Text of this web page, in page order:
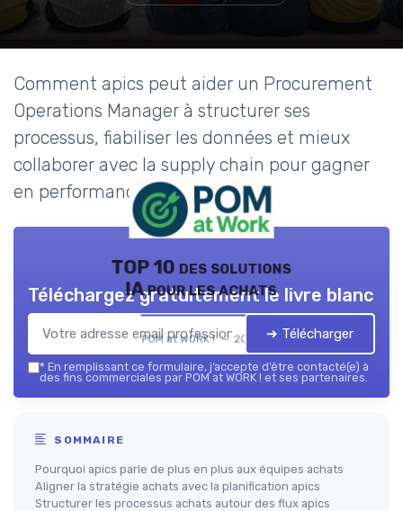
Comment apics peut aider un Procurement
Operations Manager à structurer ses
processus, fiabiliser les données et mieux
collaborer avec la supply chain pour gagner
en performance achats.
TOP 10 des solutions
IA pour les achats
POM at WORK ! — 2026
Téléchargez gratuitement le livre blanc
➔ Télécharger
* En remplissant ce formulaire, j’accepte d’être contacté(e) à
des fins commerciales par POM at WORK ! et ses partenaires.
SOMMAIRE
Pourquoi apics parle de plus en plus aux équipes achats
Aligner la stratégie achats avec la planification apics
Structurer les processus achats autour des flux apics